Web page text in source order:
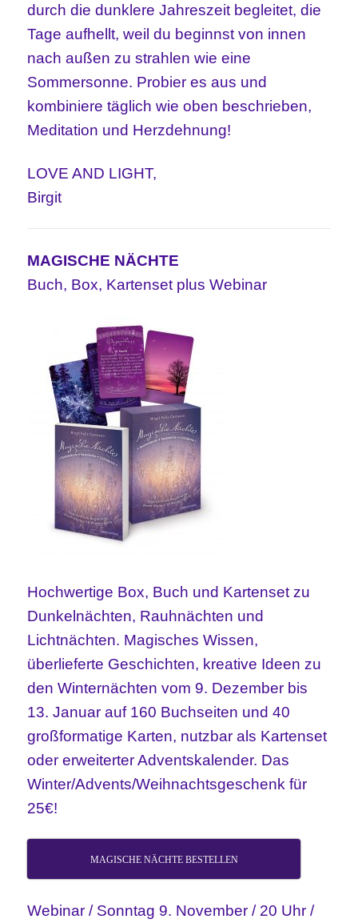
durch die dunklere Jahreszeit begleitet, die
Tage aufhellt, weil du beginnst von innen
nach außen zu strahlen wie eine
Sommersonne. Probier es aus und
kombiniere täglich wie oben beschrieben,
Meditation und Herzdehnung!
LOVE AND LIGHT,
Birgit
MAGISCHE NÄCHTE
Buch, Box, Kartenset plus Webinar
Hochwertige Box, Buch und Kartenset zu
Dunkelnächten, Rauhnächten und
Lichtnächten. Magisches Wissen,
überlieferte Geschichten, kreative Ideen zu
den Winternächten vom 9. Dezember bis
13. Januar auf 160 Buchseiten und 40
großformatige Karten, nutzbar als Kartenset
oder erweiterter Adventskalender. Das
Winter/Advents/Weihnachtsgeschenk für
25€!
MAGISCHE NÄCHTE BESTELLEN
Webinar / Sonntag 9. November / 20 Uhr /